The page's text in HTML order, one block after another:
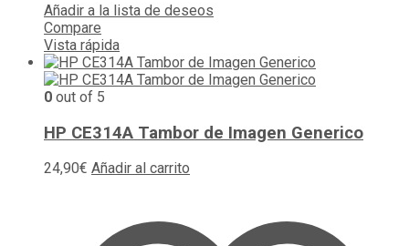
Añadir a la lista de deseos
Compare
Vista rápida
0 out of 5
HP CE314A Tambor de Imagen Generico
24,90€ Añadir al carrito